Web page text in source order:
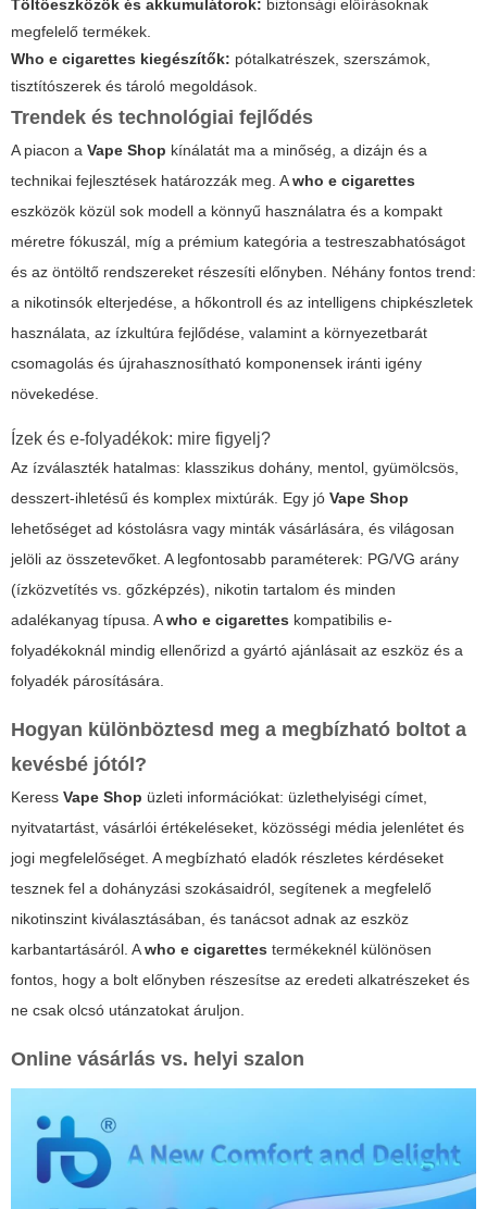
Töltőeszközök és akkumulátorok: biztonsági előírásoknak
megfelelő termékek.
Who e cigarettes kiegészítők: pótalkatrészek, szerszámok,
tisztítószerek és tároló megoldások.
Trendek és technológiai fejlődés
A piacon a Vape Shop kínálatát ma a minőség, a dizájn és a
technikai fejlesztések határozzák meg. Awho e cigarettes
eszközök közül sok modell a könnyű használatra és a kompakt
méretre fókuszál, míg a prémium kategória a testreszabhatóságot
és az öntöltő rendszereket részesíti előnyben. Néhány fontos trend:
a nikotinsók elterjedése, a hőkontroll és az intelligens chipkészletek
használata, az ízkultúra fejlődése, valamint a környezetbarát
csomagolás és újrahasznosítható komponensek iránti igény
növekedése.
Ízek és e-folyadékok: mire figyelj?
Az ízválaszték hatalmas: klasszikus dohány, mentol, gyümölcsös,
desszert-ihletésű és komplex mixtúrák. Egy jó Vape Shop
lehetőséget ad kóstolásra vagy minták vásárlására, és világosan
jelöli az összetevőket. A legfontosabb paraméterek: PG/VG arány
(ízközvetítés vs. gőzképzés), nikotin tartalom és minden
adalékanyag típusa. Awho e cigarettes kompatibilis e-
folyadékoknál mindig ellenőrizd a gyártó ajánlásait az eszköz és a
folyadék párosítására.
Hogyan különböztesd meg a megbízható boltot a
kevésbé jótól?
Keress Vape Shop üzleti információkat: üzlethelyiségi címet,
nyitvatartást, vásárlói értékeléseket, közösségi média jelenlétet és
jogi megfelelőséget. A megbízható eladók részletes kérdéseket
tesznek fel a dohányzási szokásaidról, segítenek a megfelelő
nikotinszint kiválasztásában, és tanácsot adnak az eszköz
karbantartásáról. Awho e cigarettes termékeknél különösen
fontos, hogy a bolt előnyben részesítse az eredeti alkatrészeket és
ne csak olcsó utánzatokat áruljon.
Online vásárlás vs. helyi szalon